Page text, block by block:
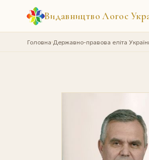
Видавництво Логос
Головна›Державно-правова еліта